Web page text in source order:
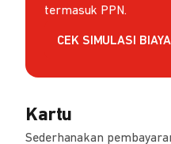
termasuk PPN.
CEK SIMULASI BIAYA
Kartu
Sederhanakan